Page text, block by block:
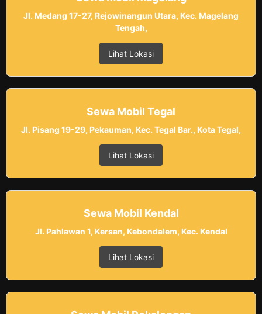
Jl. Medang 17-27, Rejowinangun Utara, Kec. Magelang
Tengah,
Lihat Lokasi
Sewa Mobil Tegal
Jl. Pisang 19-29, Pekauman, Kec. Tegal Bar., Kota Tegal,
Lihat Lokasi
Sewa Mobil Kendal
Jl. Pahlawan 1, Kersan, Kebondalem, Kec. Kendal
Lihat Lokasi